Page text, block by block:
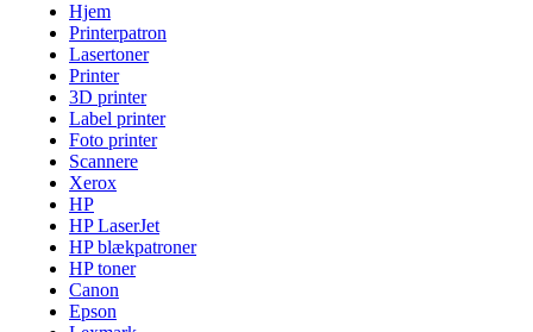
Hjem
Printerpatron
Lasertoner
Printer
3D printer
Label printer
Foto printer
Scannere
Xerox
HP
HP LaserJet
HP blækpatroner
HP toner
Canon
Epson